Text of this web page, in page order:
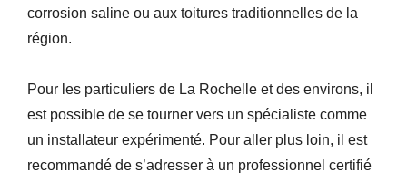
corrosion saline ou aux toitures traditionnelles de la
région.
Pour les particuliers de La Rochelle et des environs, il
est possible de se tourner vers un spécialiste comme
un installateur expérimenté. Pour aller plus loin, il est
recommandé de s’adresser à un professionnel certifié